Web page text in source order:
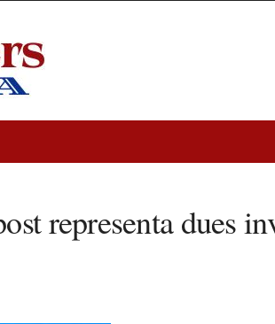
representa dues